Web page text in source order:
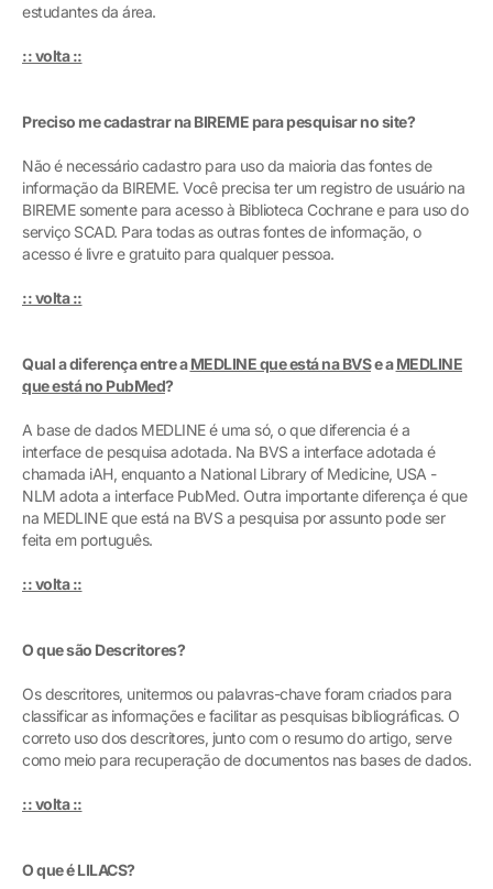
estudantes da área.
:: volta ::
Preciso me cadastrar na BIREME para pesquisar no site?
Não é necessário cadastro para uso da maioria das fontes de
informação da BIREME. Você precisa ter um registro de usuário na
BIREME somente para acesso à Biblioteca Cochrane e para uso do
serviço SCAD. Para todas as outras fontes de informação, o
acesso é livre e gratuito para qualquer pessoa.
:: volta ::
Qual a diferença entre aMEDLINE que está na BVSe aMEDLINE
que está no PubMed?
A base de dados MEDLINE é uma só, o que diferencia é a
interface de pesquisa adotada. Na BVS a interface adotada é
chamada iAH, enquanto a National Library of Medicine, USA -
NLM adota a interface PubMed. Outra importante diferença é que
na MEDLINE que está na BVS a pesquisa por assunto pode ser
feita em português.
:: volta ::
O que são Descritores?
Os descritores, unitermos ou palavras-chave foram criados para
classificar as informações e facilitar as pesquisas bibliográficas. O
correto uso dos descritores, junto com o resumo do artigo, serve
como meio para recuperação de documentos nas bases de dados.
:: volta ::
O que é LILACS?